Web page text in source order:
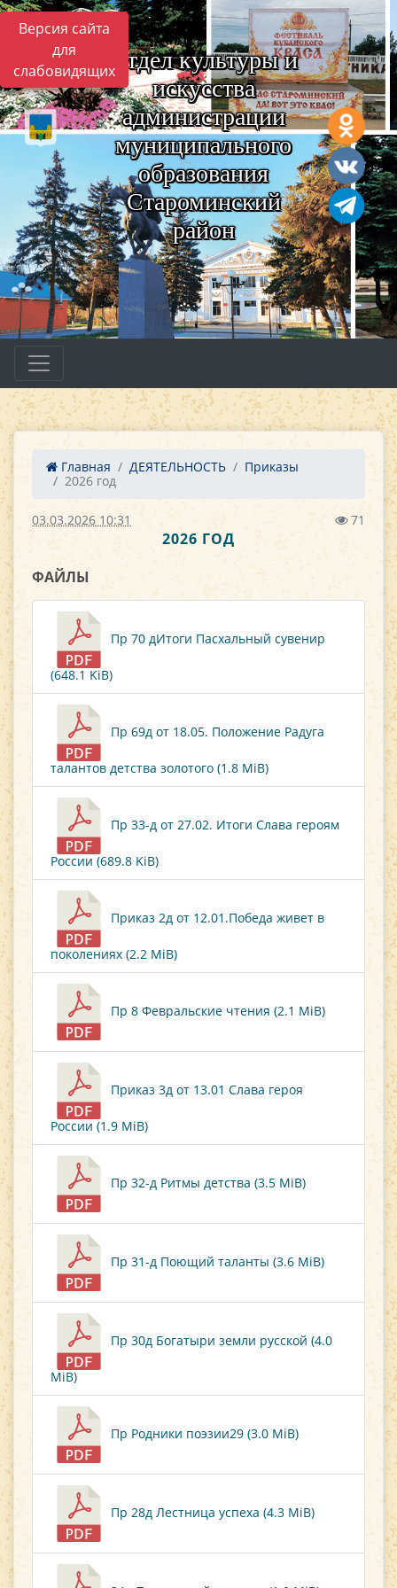
Версия сайта
для
слабовидящих Отдел культуры и
искусства
администрации
муниципального
образования
Староминский
район
Главная ДЕЯТЕЛЬНОСТЬ
Приказы
2026 год
03.03.2026 10:31 71
2026 ГОД
ФАЙЛЫ
Пр 70 дИтоги Пасхальный сувенир
(648.1 KiB)
Пр 69д от 18.05. Положение Радуга
талантов детства золотого (1.8 MiB)
Пр 33-д от 27.02. Итоги Слава героям
России (689.8 KiB)
Приказ 2д от 12.01.Победа живет в
поколениях (2.2 MiB)
Пр 8 Февральские чтения (2.1 MiB)
Приказ 3д от 13.01 Слава героя
России (1.9 MiB)
Пр 32-д Ритмы детства (3.5 MiB)
Пр 31-д Поющий таланты (3.6 MiB)
Пр 30д Богатыри земли русской (4.0
MiB)
Пр Родники поэзии29 (3.0 MiB)
Пр 28д Лестница успеха (4.3 MiB)